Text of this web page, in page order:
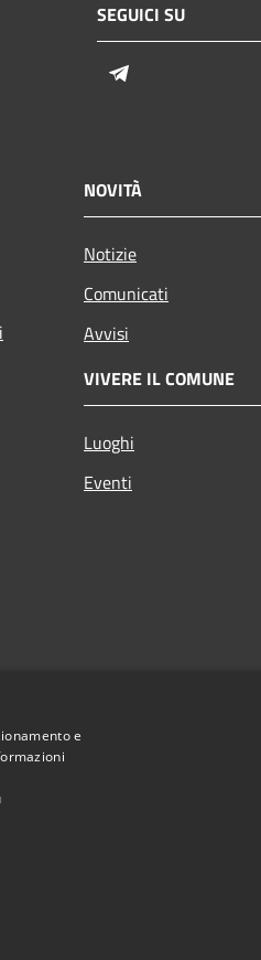
SEGUICI SU
NOVITÀ
Notizie
Comunicati
Avvisi
VIVERE IL COMUNE
Luoghi
Eventi
e